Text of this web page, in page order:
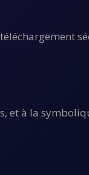
et à la